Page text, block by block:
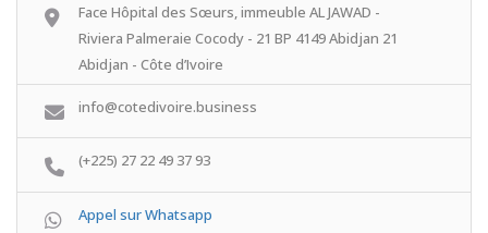
Face Hôpital des Sœurs, immeuble AL JAWAD -
Riviera Palmeraie Cocody - 21 BP 4149 Abidjan 21
Abidjan - Côte d’Ivoire
info@cotedivoire.business
(+225) 27 22 49 37 93
Appel sur Whatsapp